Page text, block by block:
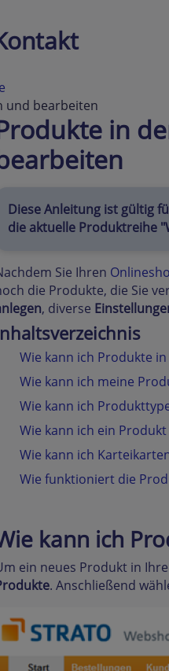
und bearbeiten
in
Diese Anleitung ist gültig
die aktuelle Produktreihe
Sie Ihren
die Produkte, die Sie
, diverse
Wie kann ich Produkte
Wie kann ich meine
Wie kann ich
Wie kann ich ein
Wie kann ich
Wie funktioniert die
kann ich
ein neues Produkt in
. Anschließend